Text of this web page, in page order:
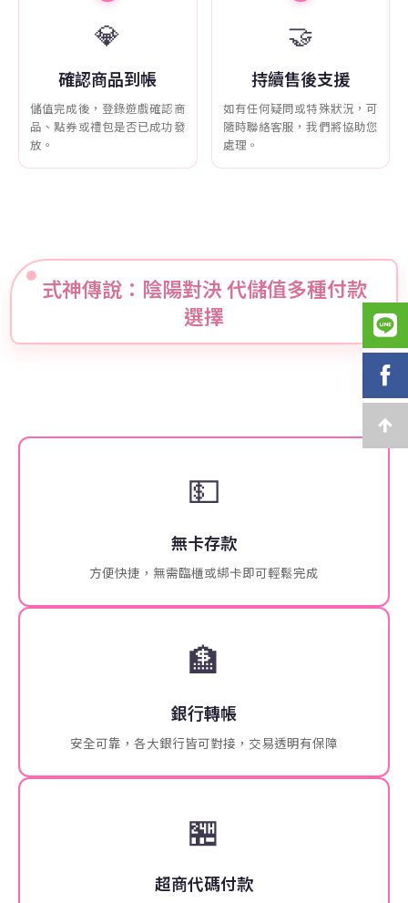
💎
確認商品到帳
儲值完成後，登錄遊戲確認商
品、點券或禮包是否已成功發
放。
🤝
持續售後支援
如有任何疑問或特殊狀況，可
隨時聯絡客服，我們將協助您
處理。
式神傳說：陰陽對決 代儲值多種付款
選擇
💵
無卡存款
方便快捷，無需臨櫃或綁卡即可輕鬆完成
🏦
銀行轉帳
安全可靠，各大銀行皆可對接，交易透明有保障
🏪
超商代碼付款